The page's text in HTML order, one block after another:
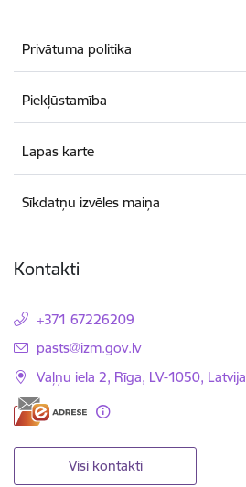
Privātuma politika
Piekļūstamība
Lapas karte
Sīkdatņu izvēles maiņa
Kontakti
+371 67226209
E-pasts:
pasts@izm.gov.lv
Vaļņu iela 2, Rīga, LV-1050, Latvija
Visi kontakti